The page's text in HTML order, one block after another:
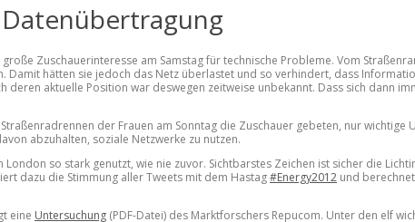
Zuschauerinteresse am Samstag für technische Probleme. Vom
hätten sie jedoch das Netz überlastet und so verhindert, dass
deren aktuelle Position war deswegen zeitweise unbekannt. Dass sich dann
der Frauen am Sonntag die Zuschauer gebeten, nur
abzuhalten, soziale Netzwerke zu nutzen.
so stark genutzt, wie nie zuvor. Sichtbarstes Zeichen ist sicher die
dazu die Stimmung aller Tweets mit dem Hastag#Energy2012 und
eine Untersuchung (PDF-Datei) des Marktforschers Repucom. Unter den elf